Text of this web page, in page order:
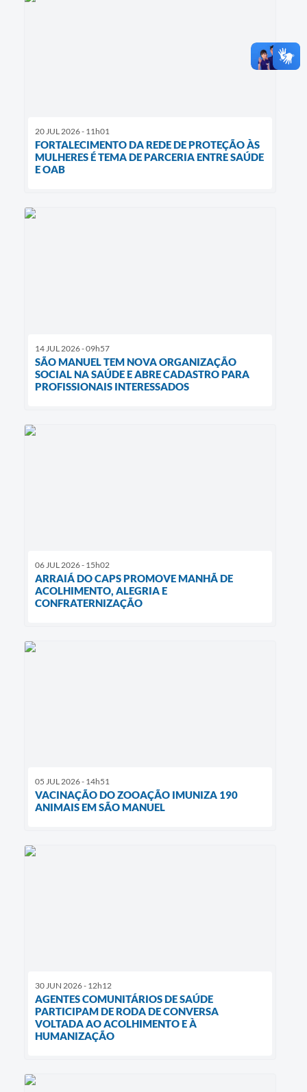
20 JUL 2026 - 11h01
FORTALECIMENTO DA REDE DE PROTEÇÃO ÀS
MULHERES É TEMA DE PARCERIA ENTRE SAÚDE
E OAB
14 JUL 2026 - 09h57
SÃO MANUEL TEM NOVA ORGANIZAÇÃO
SOCIAL NA SAÚDE E ABRE CADASTRO PARA
PROFISSIONAIS INTERESSADOS
06 JUL 2026 - 15h02
ARRAIÁ DO CAPS PROMOVE MANHÃ DE
ACOLHIMENTO, ALEGRIA E
CONFRATERNIZAÇÃO
05 JUL 2026 - 14h51
VACINAÇÃO DO ZOOAÇÃO IMUNIZA 190
ANIMAIS EM SÃO MANUEL
30 JUN 2026 - 12h12
AGENTES COMUNITÁRIOS DE SAÚDE
PARTICIPAM DE RODA DE CONVERSA
VOLTADA AO ACOLHIMENTO E À
HUMANIZAÇÃO